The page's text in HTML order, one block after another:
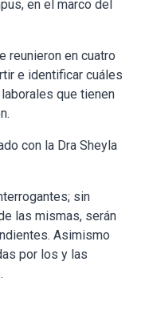
en el marco del
reunieron en cuatro
e identificar cuáles
que tienen
con la Dra Sheyla
sin
las mismas, serán
Asimismo
por los y las